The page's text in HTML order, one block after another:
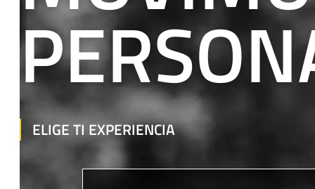
ELIGE TI EXPERIENCIA